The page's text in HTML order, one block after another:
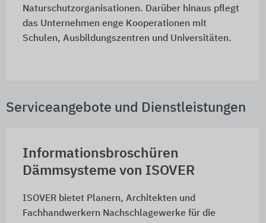
Naturschutzorganisationen. Darüber hinaus pflegt
das Unternehmen enge Kooperationen mit
Schulen, Ausbildungszentren und Universitäten.
Serviceangebote und Dienstleistungen
Informationsbroschüren
Dämmsysteme von ISOVER
ISOVER bietet Planern, Architekten und
Fachhandwerkern Nachschlagewerke für die